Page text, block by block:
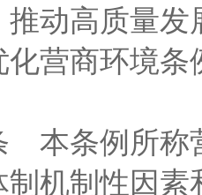
推动高质量
化营商环境
条例所称营
制机制性因素